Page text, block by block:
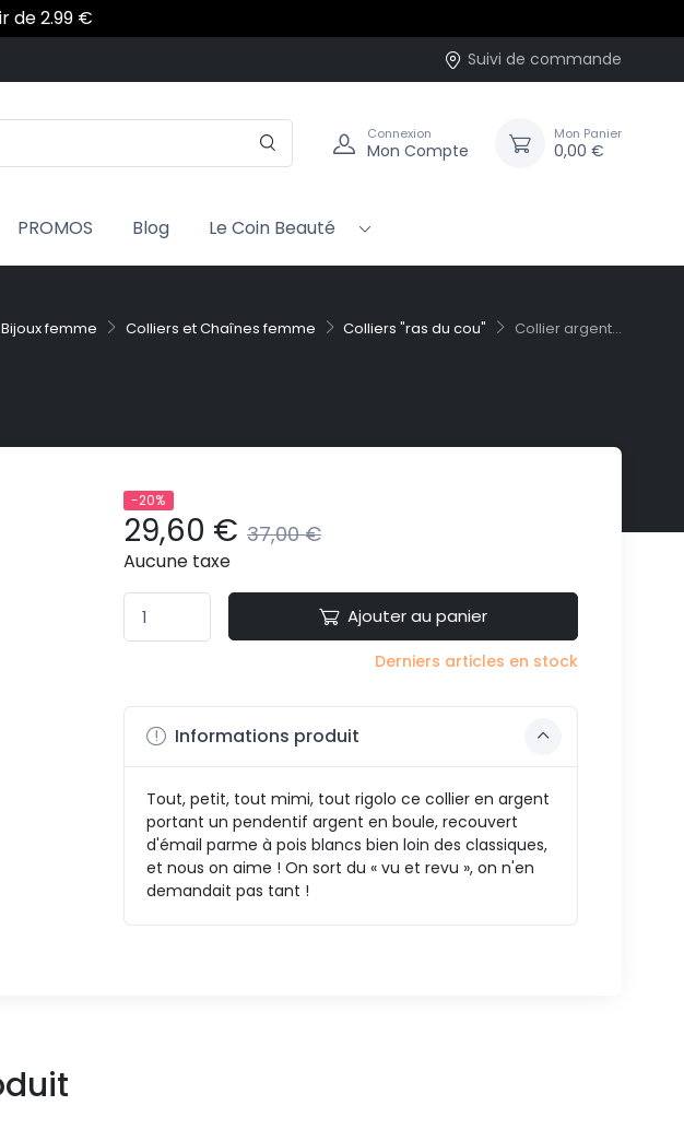
de 2.99 €
les jours gris en arc-en-ciel…
Suivi de commande
Connexion
Mon Compte
Mon Panier
0,00 €
PROMOS Blog Le Coin Beauté
Bijoux femme Colliers et Chaînes femme Colliers "ras du cou" Collier argent...
-20%
29,60 € 37,00 €
Aucune taxe
Ajouter au panier
Derniers articles en stock
Informations produit
Tout, petit, tout mimi, tout rigolo ce collier en argent
portant un pendentif argent en boule, recouvert
d'émail parme à pois blancs bien loin des classiques,
et nous on aime ! On sort du « vu et revu », on n'en
demandait pas tant !